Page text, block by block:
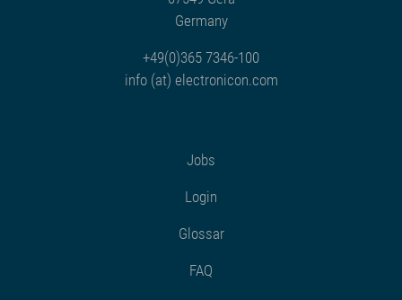
Germany
+49(0)365 7346-100
info (at) electronicon.com
Jobs
Login
Glossar
FAQ